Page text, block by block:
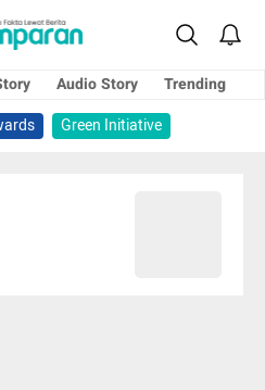
Audio Story
Trending
Green Initiative